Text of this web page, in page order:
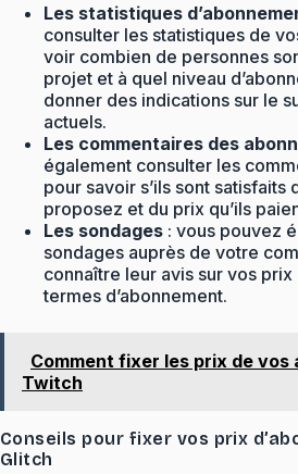
Les statistiques
consulter les statistiques de
voir combien de personnes
projet et à quel niveau
donner des indications sur le
actuels.
Les commentaires des
également consulter les
pour savoir s’ils sont satisfaits
proposez et du prix qu’ils
Les sondages : vous pouvez
sondages auprès de votre
connaître leur avis sur vos
termes d’abonnement.
Comment fixer les prix de vos
Twitch
Conseils pour fixer vos prix
Glitch